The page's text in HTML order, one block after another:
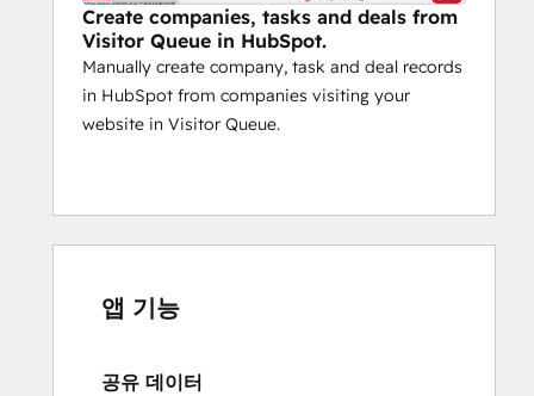
Create companies, tasks and deals from
Visitor Queue in HubSpot.
Manually create company, task and deal records
in HubSpot from companies visiting your
website in Visitor Queue.
앱 기능
공유 데이터